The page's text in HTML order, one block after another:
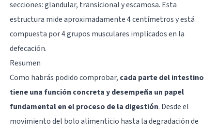
secciones: glandular, transicional y escamosa. Esta
estructura mide aproximadamente 4 centímetros y está
compuesta por 4 grupos musculares implicados en la
defecación.
Resumen
Como habrás podido comprobar, cada parte del intestino
tiene una función concreta y desempeña un papel
fundamental en el proceso de la digestión. Desde el
movimiento del bolo alimenticio hasta la degradación de